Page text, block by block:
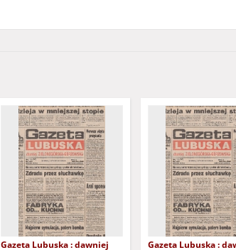
Gazeta Lubuska : dawniej
Gazeta Lubuska :